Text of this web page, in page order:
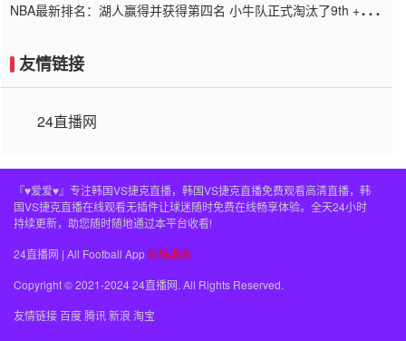
NBA最新排名：湖人赢得并获得第四名 小牛队正式淘汰了9th + 76
友情链接
24直播网
『♥爱爱♥』专注韩国VS捷克直播，韩国VS捷克直播免费观看高清直播，韩
国VS捷克直播在线观看无插件让球迷随时免费在线畅享体验。全天24小时
持续更新，助您随时随地通过本平台收看!
24直播网 | All Football App 网站地图
Copyright © 2021-2024 24直播网. All Rights Reserved.
友情链接百度腾讯新浪 淘宝